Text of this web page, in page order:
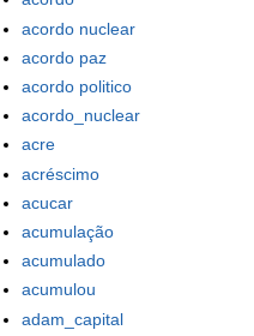
acordo nuclear
acordo paz
acordo politico
acordo_nuclear
acre
acréscimo
acucar
acumulação
acumulado
acumulou
adam_capital